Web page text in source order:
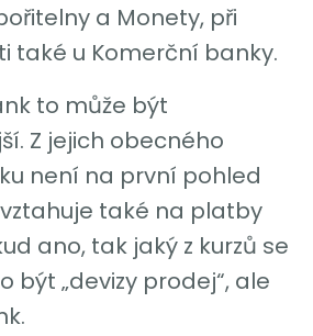
a Monety, při
také u Komerční banky.
to může být
Z jejich obecného
není na první pohled
také na platby
ano, tak jaký z kurzů se
být „devizy prodej“, ale